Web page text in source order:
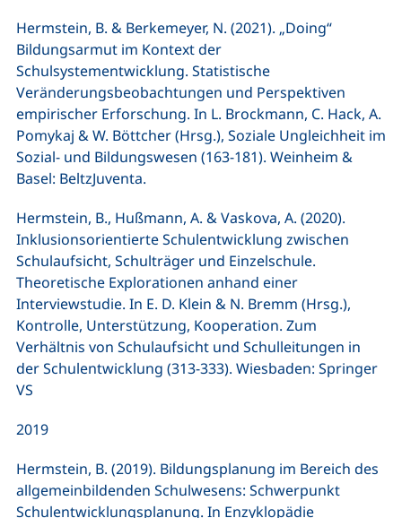
Hermstein, B. & Berkemeyer, N. (2021). „Doing“
Bildungsarmut im Kontext der
Schulsystementwicklung. Statistische
Veränderungsbeobachtungen und Perspektiven
empirischer Erforschung. In L. Brockmann, C. Hack, A.
Pomykaj & W. Böttcher (Hrsg.), Soziale Ungleichheit im
Sozial- und Bildungswesen (163-181). Weinheim &
Basel: BeltzJuventa.
Hermstein, B., Hußmann, A. & Vaskova, A. (2020).
Inklusionsorientierte Schulentwicklung zwischen
Schulaufsicht, Schulträger und Einzelschule.
Theoretische Explorationen anhand einer
Interviewstudie. In E. D. Klein & N. Bremm (Hrsg.),
Kontrolle, Unterstützung, Kooperation. Zum
Verhältnis von Schulaufsicht und Schulleitungen in
der Schulentwicklung (313-333). Wiesbaden: Springer
VS
2019
Hermstein, B. (2019). Bildungsplanung im Bereich des
allgemeinbildenden Schulwesens: Schwerpunkt
Schulentwicklungsplanung. In Enzyklopädie